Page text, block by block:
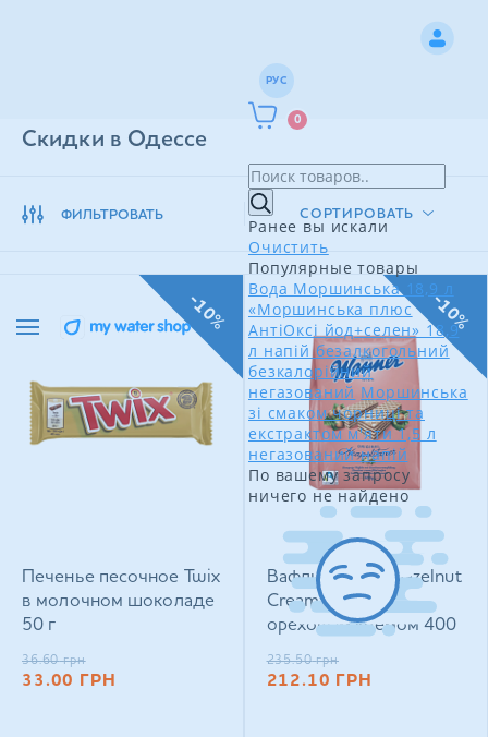
РУС
0
Ранее вы искали
Очистить
Популярные товары
Вода Моршинська 18,9 л
«Моршинська плюс
АнтіОксі йод+селен» 18,9
л напій безалкогольний
безкалорійний
негазований Моршинська
зі смаком чорниці та
екстрактом м'яти 1,5 л
негазований напій
По вашему запросу
ничего не найдено
Скидки в Одессе
ФИЛЬТРОВАТЬ СОРТИРОВАТЬ
Печенье песочное Twix
в молочном шоколаде
50 г
36.60 грн
33.00 ГРН
-10%
Вафли Manner Hazelnut
Cream Filled с
ореховым кремом 400
235.50 грн
212.10 ГРН
-10%